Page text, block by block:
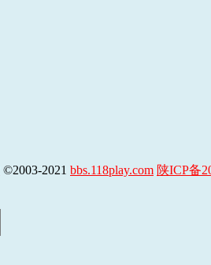
©2003-2021 bbs.118play.com 陕ICP备